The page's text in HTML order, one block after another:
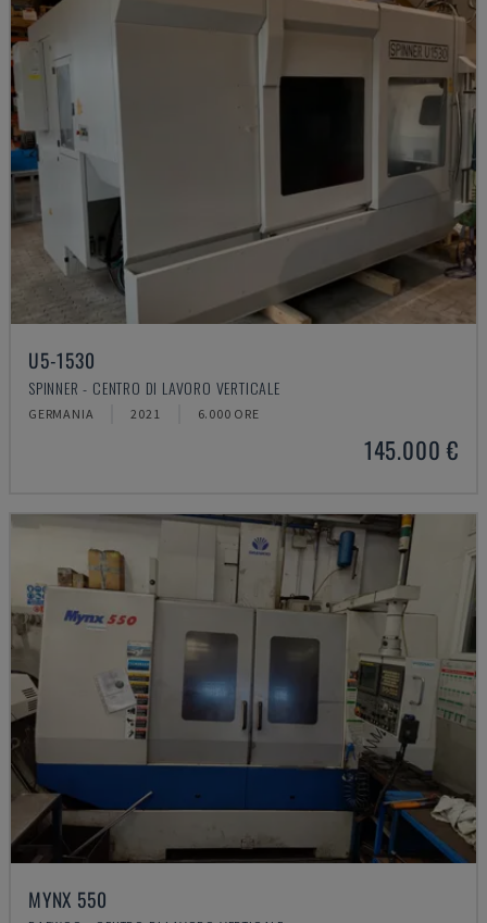
U5-1530
SPINNER - CENTRO DI LAVORO VERTICALE
GERMANIA 2021 6.000 ORE
145.000 €
MYNX 550